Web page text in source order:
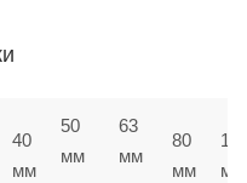
40
мм
50
мм
63
мм
80
мм
мм